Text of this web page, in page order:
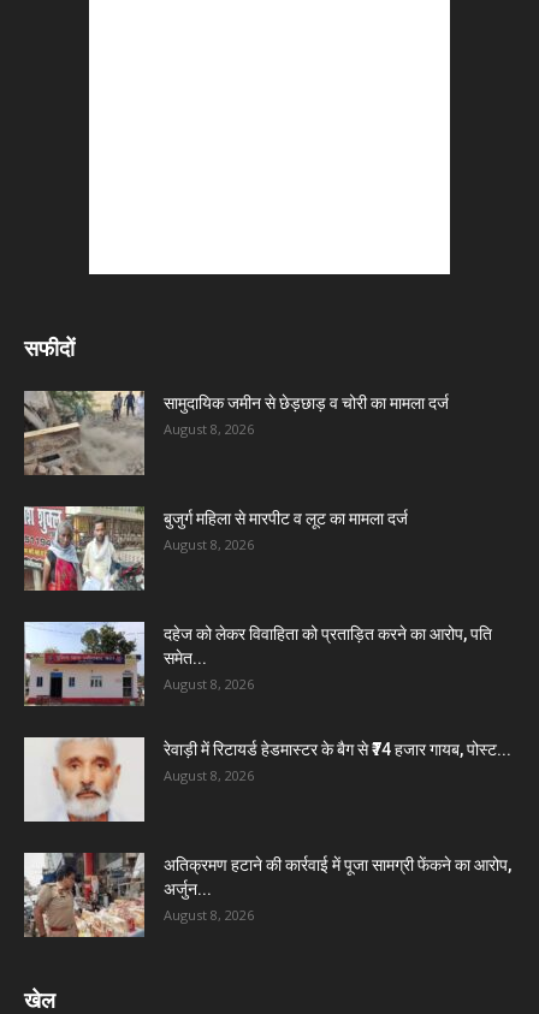
सफीदों
सामुदायिक जमीन से छेड़छाड़ व चोरी का मामला दर्ज
August 8, 2026
बुजुर्ग महिला से मारपीट व लूट का मामला दर्ज
August 8, 2026
दहेज को लेकर विवाहिता को प्रताड़ित करने का आरोप, पति
समेत...
August 8, 2026
रेवाड़ी में रिटायर्ड हेडमास्टर के बैग से ₹74 हजार गायब, पोस्ट...
August 8, 2026
अतिक्रमण हटाने की कार्रवाई में पूजा सामग्री फेंकने का आरोप,
अर्जुन...
August 8, 2026
खेल